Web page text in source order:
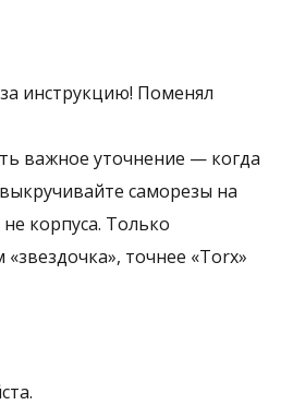
инструкцию! Поменял
важное уточнение — когда
саморезы на
корпуса. Только
точнее «Torx»